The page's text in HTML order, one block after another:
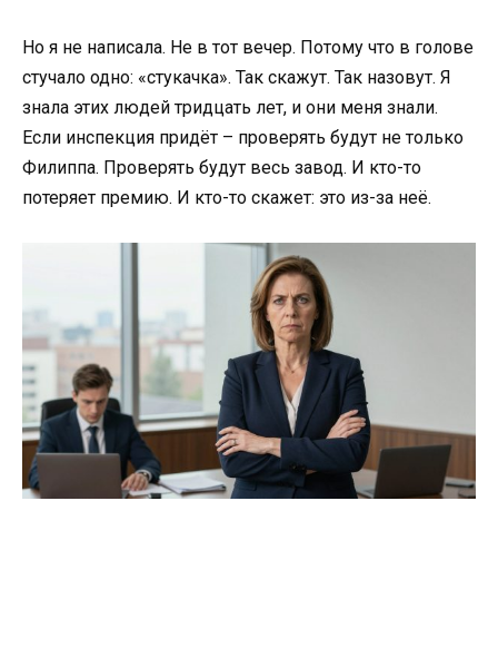
Но я не написала. Не в тот вечер. Потому что в голове
стучало одно: «стукачка». Так скажут. Так назовут. Я
знала этих людей тридцать лет, и они меня знали.
Если инспекция придёт – проверять будут не только
Филиппа. Проверять будут весь завод. И кто-то
потеряет премию. И кто-то скажет: это из-за неё.